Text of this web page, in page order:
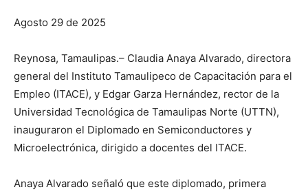
Agosto 29 de 2025
Reynosa, Tamaulipas.– Claudia Anaya Alvarado, directora
general del Instituto Tamaulipeco de Capacitación para el
Empleo (ITACE), y Edgar Garza Hernández, rector de la
Universidad Tecnológica de Tamaulipas Norte (UTTN),
inauguraron el Diplomado en Semiconductores y
Microelectrónica, dirigido a docentes del ITACE.
Anaya Alvarado señaló que este diplomado, primera